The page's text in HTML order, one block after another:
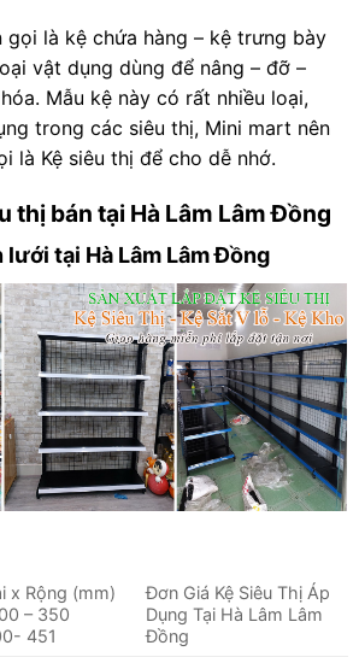
gọi là kệ chứa hàng – kệ trưng bày
vật dụng dùng để nâng – đỡ –
Mẫu kệ này có rất nhiều loại,
trong các siêu thị, Mini mart nên
là Kệ siêu thị để cho dễ nhớ.
thị bán tại Hà Lâm Lâm Đồng
lưới tại Hà Lâm Lâm Đồng
x Rộng (mm)
– 350
451
Đơn Giá Kệ Siêu Thị Áp
Dụng Tại Hà Lâm Lâm
Đồng